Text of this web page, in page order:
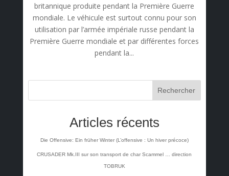
britannique produite pendant la Première Guerre
mondiale. Le véhicule est surtout connu pour son
utilisation par l’armée impériale russe pendant la
Première Guerre mondiale et par différentes forces
pendant la...
Rechercher
Articles récents
Die Offensive: Ein früher Winter (L’offensive : Un hiver précoce)
CRUSADER Mk.III sur son transport de char Scammel … direction
TOBRUK